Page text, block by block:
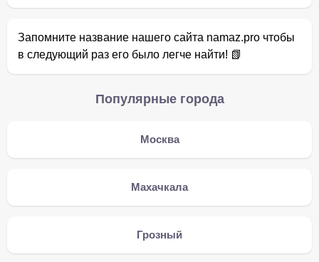
Запомните название нашего сайта namaz.pro чтобы
в следующий раз его было легче найти! 📗
Популярные города
Москва
Махачкала
Грозный